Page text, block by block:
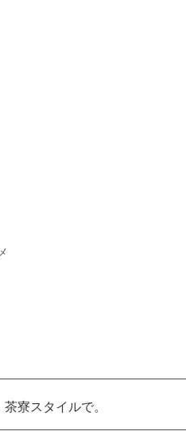
寮スタイルで。